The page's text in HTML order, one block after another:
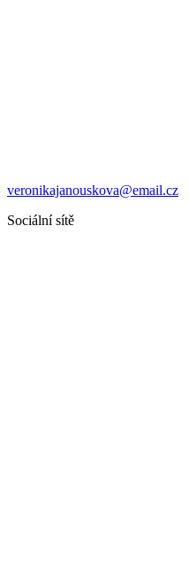
veronikajanouskova@email.cz
Sociální sítě